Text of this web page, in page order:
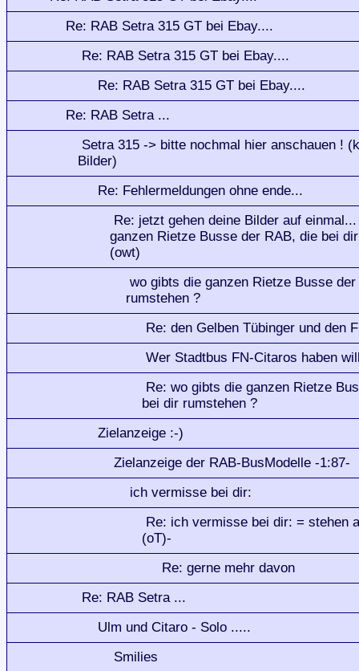
Re: RAB Setra 315 GT bei Ebay....
Re: RAB Setra 315 GT bei Ebay....
Re: RAB Setra 315 GT bei Ebay....
Re: RAB Setra ...
Setra 315 -> bitte nochmal hier anschauen !
Bilder)
Re: Fehlermeldungen ohne ende...
Re: jetzt gehen deine Bilder auf
ganzen Rietze Busse der RAB, die bei
(owt)
wo gibts die ganzen Rietze Busse
rumstehen ?
Re: den Gelben Tübinger und den
Wer Stadtbus FN-Citaros haben
Re: wo gibts die ganzen Rietze
bei dir rumstehen ?
Zielanzeige :-)
Zielanzeige der RAB-BusModelle -1:87-
ich vermisse bei dir:
Re: ich vermisse bei dir: = stehen
(oT)-
Re: gerne mehr davon
Re: RAB Setra ...
Ulm und Citaro - Solo .....
Smilies